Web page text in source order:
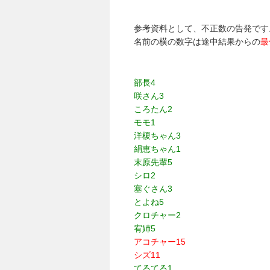
参考資料として、不正数の告発です
名前の横の数字は途中結果からの
部長4
咲さん3
ころたん2
モモ1
洋榎ちゃん3
絹恵ちゃん1
末原先輩5
シロ2
塞ぐさん3
とよね5
クロチャー2
宥姉5
アコチャー15
シズ11